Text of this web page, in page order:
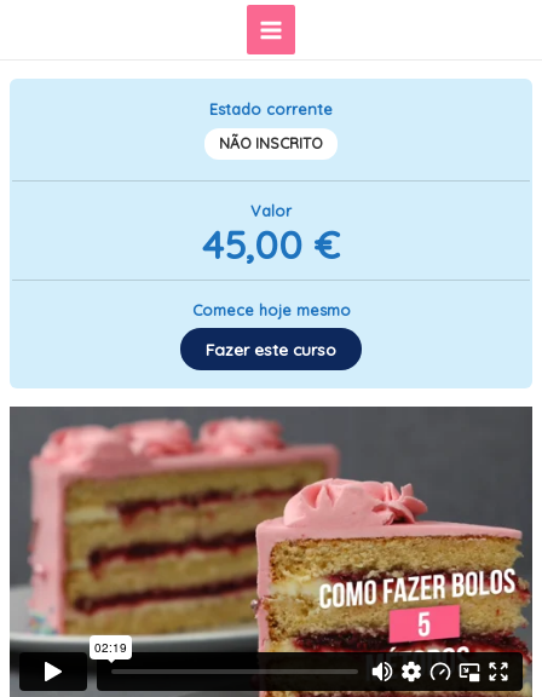
content
Main
Estado corrente
NÃO INSCRITO
Valor
45,00 €
Comece hoje mesmo
Fazer este curso